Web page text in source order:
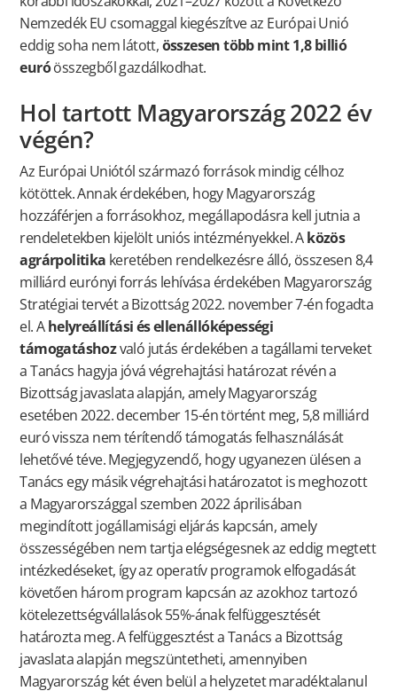
Nemzedék EU csomaggal kiegészítve az Európai Unió
eddig soha nem látott,összesen több mint 1,8 billió
euróösszegből gazdálkodhat.
Hol tartott Magyarország 2022 év
végén?
Az Európai Uniótól származó források mindig célhoz
kötöttek. Annak érdekében, hogy Magyarország
hozzáférjen a forrásokhoz, megállapodásra kell jutnia a
rendeletekben kijelölt uniós intézményekkel. Aközös
agrárpolitika keretében rendelkezésre álló, összesen 8,4
milliárd eurónyi forrás lehívása érdekében Magyarország
Stratégiai tervét a Bizottság 2022. november 7-én fogadta
el. Ahelyreállítási és ellenállóképességi
támogatáshozvaló jutás érdekében a tagállami terveket
a Tanács hagyja jóvá végrehajtási határozat révén a
Bizottság javaslata alapján, amely Magyarország
esetében 2022. december 15-én történt meg, 5,8 milliárd
euró vissza nem térítendő támogatás felhasználását
lehetővé téve. Megjegyzendő, hogy ugyanezen ülésen a
Tanács egy másik végrehajtási határozatot is meghozott
a Magyarországgal szemben 2022 áprilisában
megindított jogállamisági eljárás kapcsán, amely
összességében nem tartja elégségesnek az eddig megtett
intézkedéseket, így az operatív programok elfogadását
követően három program kapcsán az azokhoz tartozó
kötelezettségvállalások 55%-ának felfüggesztését
határozta meg. A felfüggesztést a Tanács a Bizottság
javaslata alapján megszüntetheti, amennyiben
Magyarország két éven belül a helyzetet maradéktalanul